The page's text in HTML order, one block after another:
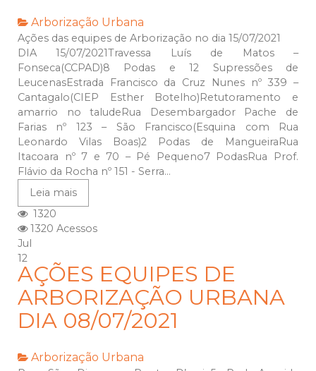
Arborização Urbana
Ações das equipes de Arborização no dia 15/07/2021
DIA 15/07/2021Travessa Luís de Matos –
Fonseca(CCPAD)8 Podas e 12 Supressões de
LeucenasEstrada Francisco da Cruz Nunes nº 339 –
Cantagalo(CIEP Esther Botelho)Retutoramento e
amarrio no taludeRua Desembargador Pache de
Farias nº 123 – São Francisco(Esquina com Rua
Leonardo Vilas Boas)2 Podas de MangueiraRua
Itacoara nº 7 e 70 – Pé Pequeno7 PodasRua Prof.
Flávio da Rocha nº 151 - Serra...
Leia mais
1320
1320 Acessos
Jul
12
AÇÕES EQUIPES DE
ARBORIZAÇÃO URBANA
DIA 08/07/2021
Arborização Urbana